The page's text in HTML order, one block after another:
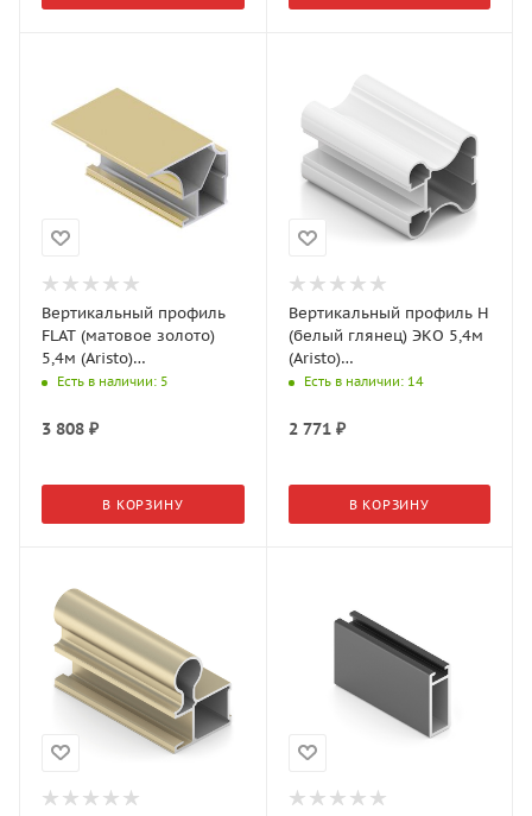
Вертикальный профиль
FLAT (матовое золото)
5,4м (Aristo)
AS0533.VP540.GLMAN.CJ
Есть в наличии: 5
3 808 ₽
В КОРЗИНУ
Вертикальный профиль Н
(белый глянец) ЭКО 5,4м
(Aristo)
AE0503.VP540.WHGPC.CJ
Есть в наличии: 14
2 771₽
В КОРЗИНУ